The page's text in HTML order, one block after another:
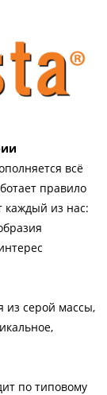
всё
правило
каждый из нас:
из серой массы,
по типовому